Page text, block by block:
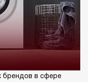
брендов в сфере